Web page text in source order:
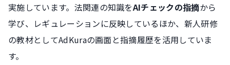
実施しています。法関連の知識をAIチェックの指摘から
学び、レギュレーションに反映しているほか、新人研修
の教材としてAdKuraの画面と指摘履歴を活用していま
す。